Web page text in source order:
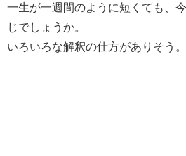
一生が一週間のように短くても、
じでしょうか。
いろいろな解釈の仕方がありそう。